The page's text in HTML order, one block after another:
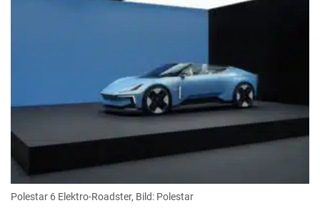
Polestar 6 Elektro-Roadster, Bild: Polestar